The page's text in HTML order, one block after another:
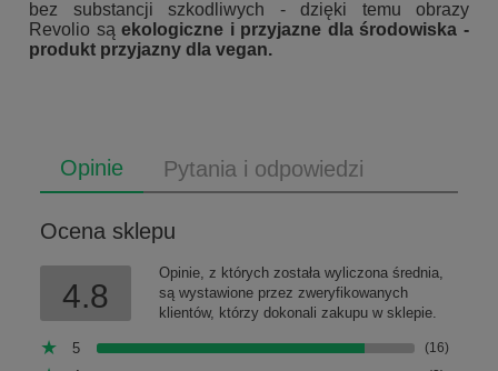
bez substancji szkodliwych - dzięki temu obrazy
Revolio są ekologiczne i przyjazne dla środowiska -
produkt przyjazny dla vegan.
Opinie Pytania i odpowiedzi
Ocena sklepu
4.8
Opinie, z których została wyliczona średnia,
są wystawione przez zweryfikowanych
klientów, którzy dokonali zakupu w sklepie.
5 (16)